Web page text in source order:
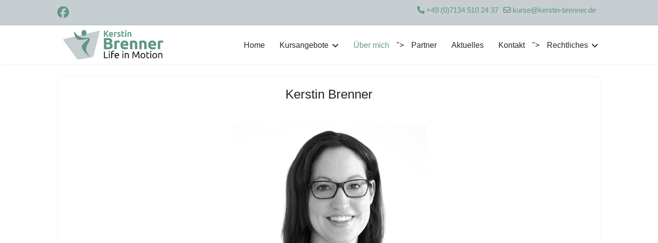
+49 (0)7134 510 24 37 kurse@kerstin-brenner.de
Home Kursangebote Über mich "> Partner Aktuelles Kontakt "> Rechtliches
Kerstin Brenner